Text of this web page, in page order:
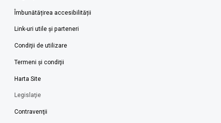
Îmbunătățirea accesibilității
Link-uri utile şi parteneri
Condiţii de utilizare
Termeni şi condiţii
Harta Site
Legislaţie
Contravenţii